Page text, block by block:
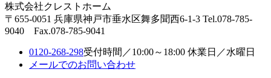
株式会社クレストホーム
〒655-0051 兵庫県神戸市垂水区舞多聞西6-1-3 Tel.078-785-
9040 Fax.078-785-9041
0120-268-298受付時間／10:00～18:00 休業日／水曜日
メールでのお問い合わせ